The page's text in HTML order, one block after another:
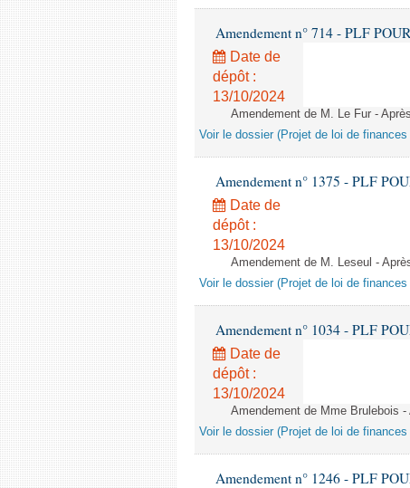
Amendement n° 714 - PLF
Date de
dépôt :
13/10/2024
Amendement de M. Le Fur -
Voir le dossier (Projet de loi de finances
Amendement n° 1375 - PLF
Date de
dépôt :
13/10/2024
Amendement de M. Leseul -
Voir le dossier (Projet de loi de finances
Amendement n° 1034 - PLF
Date de
dépôt :
13/10/2024
Amendement de Mme Brulebois
Voir le dossier (Projet de loi de finances
Amendement n° 1246 - PLF